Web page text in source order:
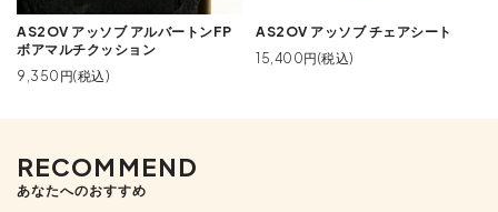
AS2OV アッソブ アルバートンFP
ボアマルチクッション
9,350円(税込)
AS2OV アッソブ チェアシート
15,400円(税込)
RECOMMEND
あなたへのおすすめ